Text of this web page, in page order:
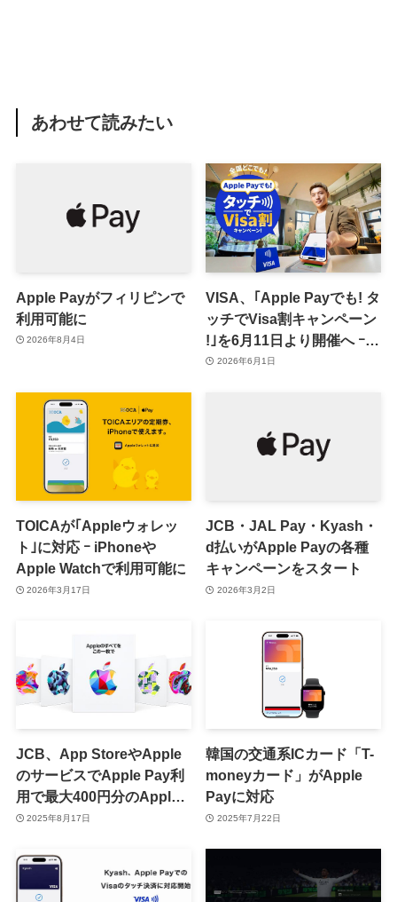
あわせて読みたい
Apple Payがフィリピンで
利用可能に
2026年8月4日
VISA、｢Apple Payでも! タ
ッチでVisa割キャンペーン​
!｣を6月11日より開催へ ｰ
最大500円キャッシュバッ
2026年6月1日
TOICAが｢Appleウォレッ
ト｣に対応 ｰ iPhoneや
Apple Watchで利用可能に
2026年3月17日
JCB・JAL Pay・Kyash・
d払いがApple Payの各種
キャンペーンをスタート
2026年3月2日
JCB、App StoreやApple
のサービスでApple Pay利
用で最大400円分のApple
Gift Cardが貰えるキャンペ
2025年8月17日
韓国の交通系ICカード「T-
moneyカード」がApple
Payに対応
2025年7月22日